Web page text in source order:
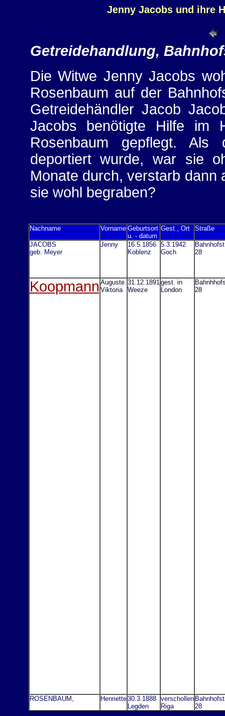
Jenny Jacobs und ihre
Getreidehandlung,
Die Witwe Jenny Jacobs
Rosenbaum auf der
Getreidehändler Jacob
Jacobs benötigte Hilfe im
Rosenbaum gepflegt.
deportiert wurde, war sie
Monate durch, verstarb
sie wohl begraben?
Nachname Vorname Geburtsort
u. - datum
Gest., Ort Straße
JACOBS
geb. Meyer
Jenny
16.5.1856
Koblenz
5.3.1942
Goch
28
Koopmann Auguste
Viktoria
31.12.1891
Weeze
gest. in
London
28
ROSENBAUM, Henriette30.3.1888
Legden
verschollen
Riga
28